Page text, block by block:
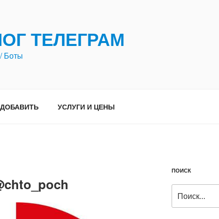
ТЕЛЕГРАМ
Боты
ДОБАВИТЬ УСЛУГИ И ЦЕНЫ
ПОИСК